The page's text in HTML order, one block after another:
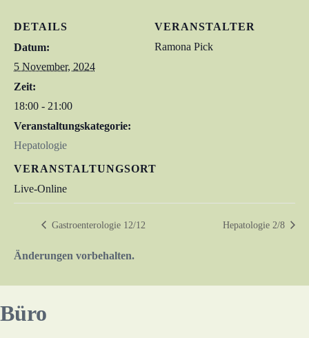
DETAILS
Datum:
5 November, 2024
Zeit:
18:00 - 21:00
Veranstaltungskategorie:
Hepatologie
VERANSTALTUNGSORT
Live-Online
VERANSTALTER
Ramona Pick
Gastroenterologie 12/12 Hepatologie 2/8
Änderungen vorbehalten.
Büro